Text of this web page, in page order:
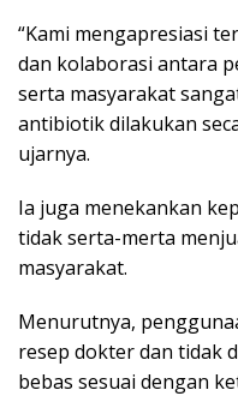
“Kami mengapresiasi
dan kolaborasi antara
serta masyarakat
antibiotik dilakukan
ujarnya.
Ia juga menekankan
tidak serta-merta
masyarakat.
Menurutnya,
resep dokter dan tidak
bebas sesuai dengan